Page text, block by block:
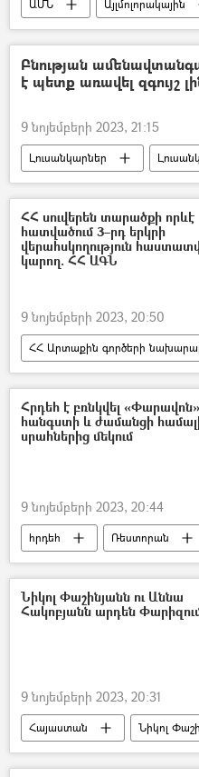
ԱՄՆ
Այլմոլորակային
Չբացահայտված թռչող օբյեկտ
Պենտագոն
Բնության
է պետք առավել զգույշ
9 նոյեմբերի 2023, 21:15
Լուսանկարներ
ֆոտոշարք
բնություն
ջրվեժ
ՀՀ սուվերեն տարածքի որևէ
հատվածում 3–րդ երկրի
վերահսկողություն
կարող. ՀՀ ԱԳՆ
9 նոյեմբերի 2023, 20:50
ՀՀ Արտաքին գործերի
Անի Բադալյան
ՀՀ ազգային անվտանգության
Մարիա Զախարովա
Հրդեհ է բռնկվել «Փարավոն»
հանգստի և ժամանցի
սրահներից մեկում
9 նոյեմբերի 2023, 20:44
հրդեհ Ռեստորան
Նիկոլ Փաշինյանն ու Աննա
Հակոբյանն արդեն
9 նոյեմբերի 2023, 20:31
Հայաստան
Նիկոլ
Աննա Հակոբյան